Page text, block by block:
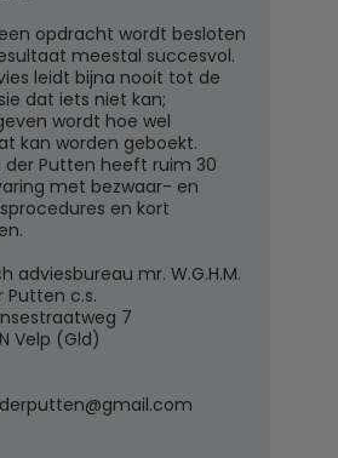
opdracht wordt besloten
meestal succesvol.
leidt bijna nooit tot de
dat iets niet kan;
wordt hoe wel
kan worden geboekt.
der Putten heeft ruim 30
met bezwaar- en
en kort
adviesbureau mr. W.G.H.M.
Putten c.s.
7
Velp (Gld)